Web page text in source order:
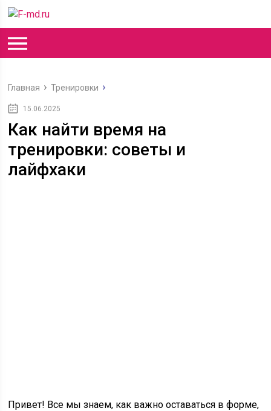
Главная Тренировки
15.06.2025
Как найти время на
тренировки: советы и
лайфхаки
Привет! Все мы знаем, как важно оставаться в форме,